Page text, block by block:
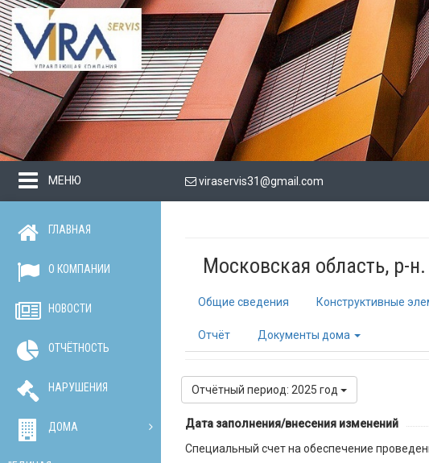
МЕНЮ viraservis31@gmail.com
ГЛАВНАЯ
О КОМПАНИИ
НОВОСТИ
ОТЧЁТНОСТЬ
НАРУШЕНИЯ
ДОМА
Московская область, р-
Общие сведения Конструктивные
Отчёт Документы дома
Отчётный период: 2025 год
Дата заполнения/внесения изменений
Специальный счет на обеспечение